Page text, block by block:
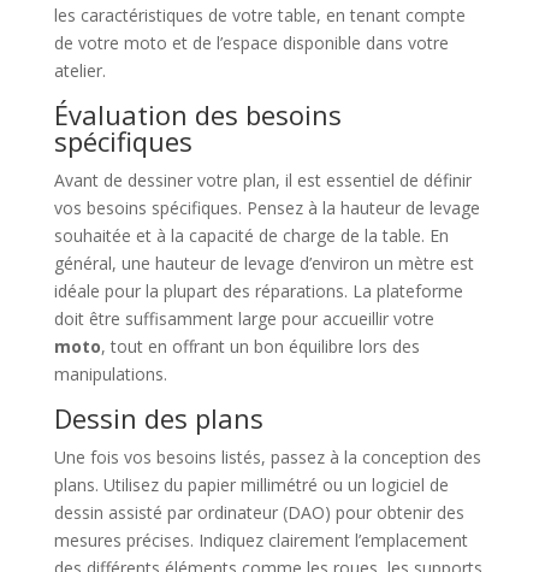
les caractéristiques de votre table, en tenant compte
de votre moto et de l’espace disponible dans votre
atelier.
Évaluation des besoins
spécifiques
Avant de dessiner votre plan, il est essentiel de définir
vos besoins spécifiques. Pensez à la hauteur de levage
souhaitée et à la capacité de charge de la table. En
général, une hauteur de levage d’environ un mètre est
idéale pour la plupart des réparations. La plateforme
doit être suffisamment large pour accueillir votre
moto, tout en offrant un bon équilibre lors des
manipulations.
Dessin des plans
Une fois vos besoins listés, passez à la conception des
plans. Utilisez du papier millimétré ou un logiciel de
dessin assisté par ordinateur (DAO) pour obtenir des
mesures précises. Indiquez clairement l’emplacement